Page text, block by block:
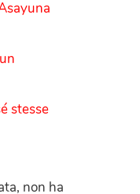
stesse
non ha